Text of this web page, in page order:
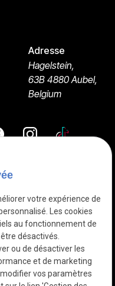
Adresse
Hagelstein,
63B4880 Aubel,
Belgium
votre expérience de
Les cookies
au fonctionnement de
désactivés.
ou de désactiver les
et de marketing
vos paramètres